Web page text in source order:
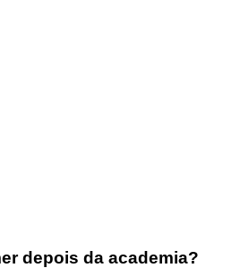
depois da academia?